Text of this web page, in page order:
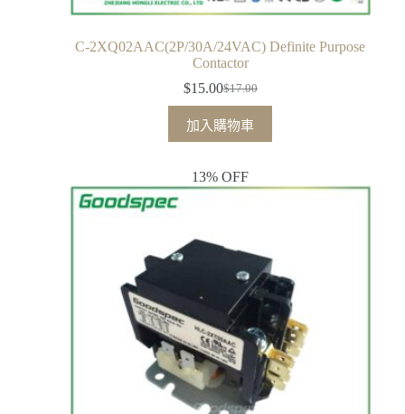
C-2XQ02AAC(2P/30A/24VAC) Definite Purpose
Contactor
$17.00
$15.00
加入購物車
13% OFF